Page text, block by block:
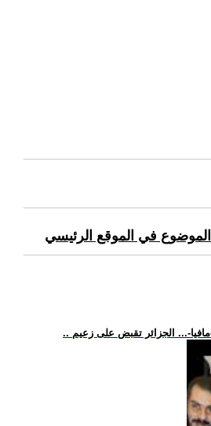
في الموقع الرئيسي
... الجزائر تقبض على زعيم